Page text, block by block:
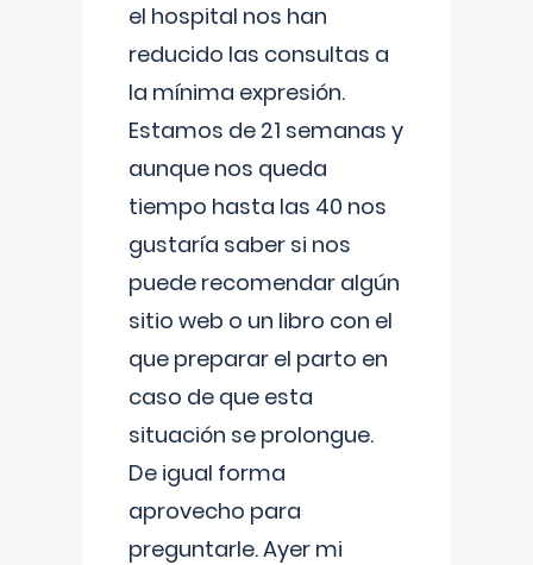
el hospital nos han
reducido las consultas a
la mínima expresión.
Estamos de 21 semanas y
aunque nos queda
tiempo hasta las 40 nos
gustaría saber si nos
puede recomendar algún
sitio web o un libro con el
que preparar el parto en
caso de que esta
situación se prolongue.
De igual forma
aprovecho para
preguntarle. Ayer mi